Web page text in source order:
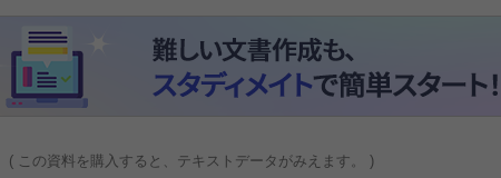
( この資料を購入すると、テキストデータがみえます。 )